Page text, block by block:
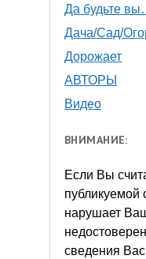
Да будьте
Дача/Сад/
Дорожает
АВТОРЫ
Видео
ВНИМАНИЕ:
Если Вы
публикуемой
нарушает
сведения